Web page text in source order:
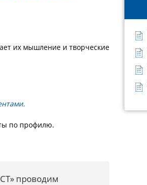
их мышление и творческие
по профилю.
проводим